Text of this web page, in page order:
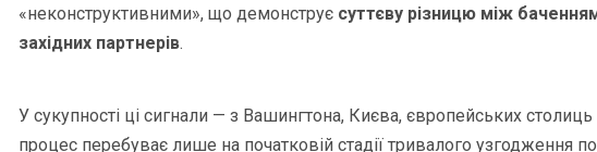
«неконструктивними», що демонструє суттєву різницю між
західних партнерів.
У сукупності ці сигнали — з Вашингтона, Києва, європейських
процес перебуває лише на початковій стадії тривалого узгодження